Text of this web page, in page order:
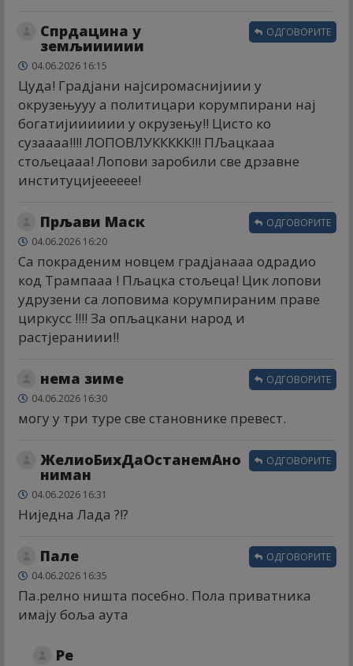
Спрдацина у
земљииииии
04.06.2026 16:15
Цуда! Градјани најсиромаснијиии у
окрузењууу а политицари корумпирани нај
богатијииииии у окрузењу!! Цисто ко
сузаааа!!!! ЛОПОВЛУККККК!!! ПЉацкааа
стољецааа! Лопови заробили све дрзавне
институцијееееее!
ОДГОВОРИТЕ
Прљави Маск
04.06.2026 16:20
Са покраденим новцем градјанааа одрадио
код Трампааа ! Пљацка стољеца! Цик лопови
удрузени са лоповима корумпираним праве
циркусс !!!! За опљацкани народ и
растјераниии!!
ОДГОВОРИТЕ
нема зиме
04.06.2026 16:30
могу у три туре све становнике превест.
ОДГОВОРИТЕ
ЖелиоБихДаОстанемАно
ниман
04.06.2026 16:31
Ниједна Лада ?!?
ОДГОВОРИТЕ
Пале
04.06.2026 16:35
Па.релно ништа посебно. Пола приватника
имају боља аута
ОДГОВОРИТЕ
Ре